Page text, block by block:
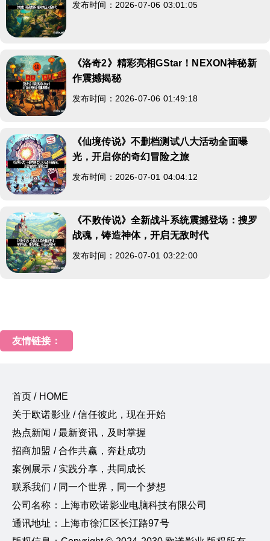
发布时间：2026-07-06 03:01:05
《洛奇2》精彩亮相GStar！NEXON神秘新
作震撼揭秘
发布时间：2026-07-06 01:49:18
《仙境传说》不删档测试八大活动全面曝
光，开启你的奇幻冒险之旅
发布时间：2026-07-01 04:04:12
《不败传说》全新战斗系统震撼登场：搜罗
战魂，铸造神体，开启无敌时代
发布时间：2026-07-01 03:22:00
友情链接：
首页 / HOME
关于欧诺影业 / 信任彼此，现在开始
热点新闻 / 最新资讯，及时掌握
招商加盟 / 合作共赢，奔赴成功
案例展示 / 实践分享，共同成长
联系我们 / 同一个世界，同一个梦想
公司名称：上海市欧诺影业电脑科技有限公司
通讯地址：上海市徐汇区长江路97号